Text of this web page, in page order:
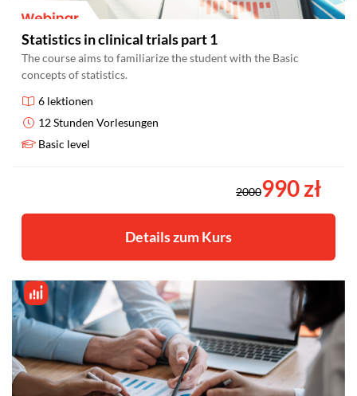
Statistics in clinical trials part 1
The course aims to familiarize the student with the Basic
concepts of statistics.
6 lektionen
12 Stunden Vorlesungen
Basic level
2000990 zł
Details zum Kurs